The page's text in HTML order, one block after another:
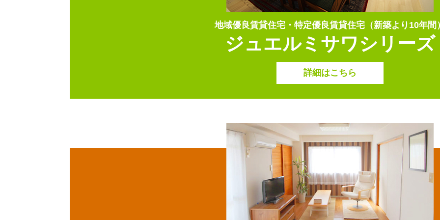
地域優良賃貸住宅・特定優良賃貸住宅（新築より10年間
ジュエルミサワシリーズ
詳細はこちら